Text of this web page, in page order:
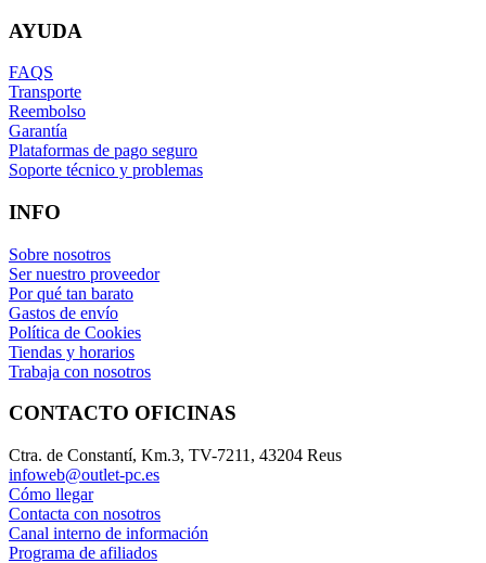
AYUDA
FAQS
Transporte
Reembolso
Garantía
Plataformas de pago seguro
Soporte técnico y problemas
INFO
Sobre nosotros
Ser nuestro proveedor
Por qué tan barato
Gastos de envío
Política de Cookies
Tiendas y horarios
Trabaja con nosotros
CONTACTO OFICINAS
Ctra. de Constantí, Km.3, TV-7211, 43204 Reus
infoweb@outlet-pc.es
Cómo llegar
Contacta con nosotros
Canal interno de información
Programa de afiliados